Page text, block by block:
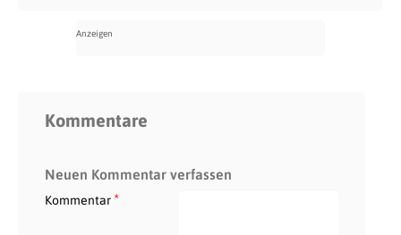
Kommentare
Neuen Kommentar verfassen
Kommentar*